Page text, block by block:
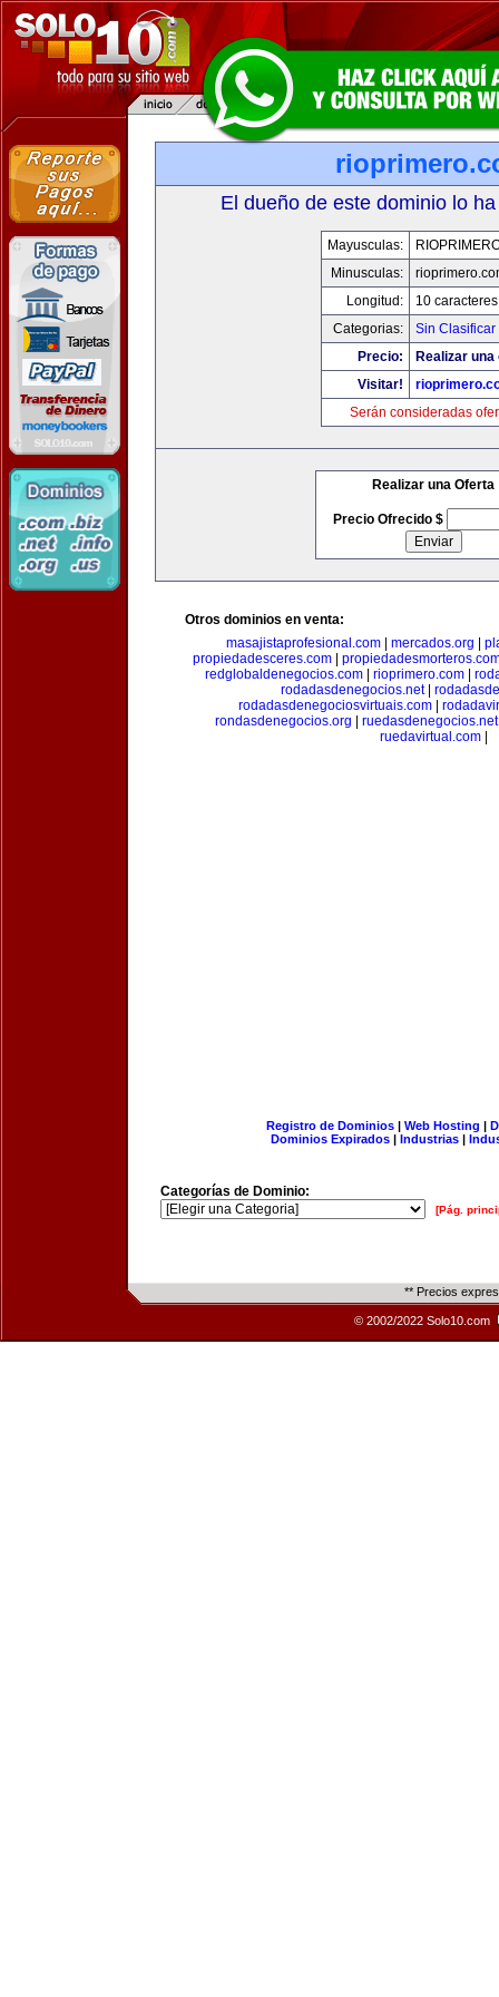
El dueño de este dominio lo
Mayusculas:
Minusculas:
Longitud:
10 caracteres
Categorias:
Sin Clasificar
Precio:
Realizar
Visitar!
Serán consideradas
Realizar una Oferta
Precio Ofrecido $
Otros dominios en venta:
masajistaprofesional.com
mercados.org
propiedadesceres.com|
redglobaldenegocios.com
rioprimero.com
rodadasdenegocios.net|
rodadasdenegociosvirtuais.com|
rondasdenegocios.org
ruedasdenegocios.net
ruedavirtual.com|
Registro de Dominios| Web Hosting |
Dominios Expirados | Industrias |
Categorías de Dominio:
[Pág.
** Precios
© 2002/2022 Solo10.com